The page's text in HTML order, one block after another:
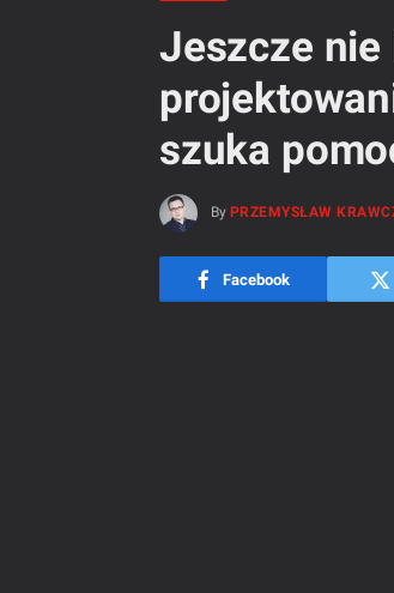
Jeszcze
szuka
By PRZEMYSŁAW
Facebook